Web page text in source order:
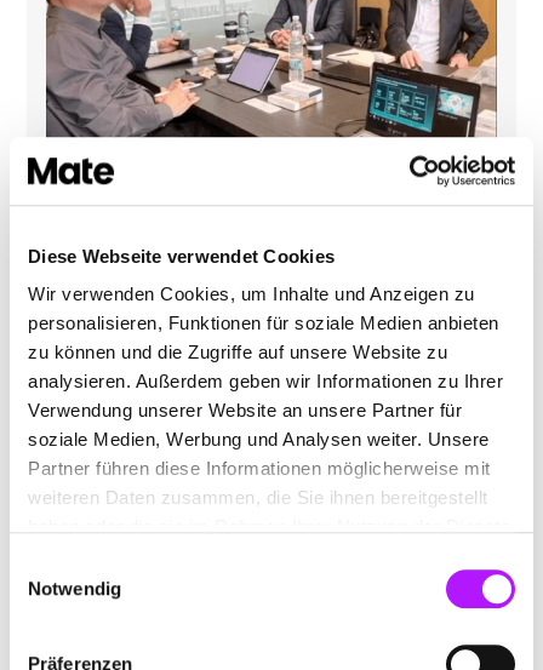
Diese Webseite verwendet Cookies
Wir verwenden Cookies, um Inhalte und Anzeigen zu
personalisieren, Funktionen für soziale Medien anbieten
zu können und die Zugriffe auf unsere Website zu
analysieren. Außerdem geben wir Informationen zu Ihrer
Verwendung unserer Website an unsere Partner für
soziale Medien, Werbung und Analysen weiter. Unsere
Partner führen diese Informationen möglicherweise mit
weiteren Daten zusammen, die Sie ihnen bereitgestellt
Notwendig
Präferenzen